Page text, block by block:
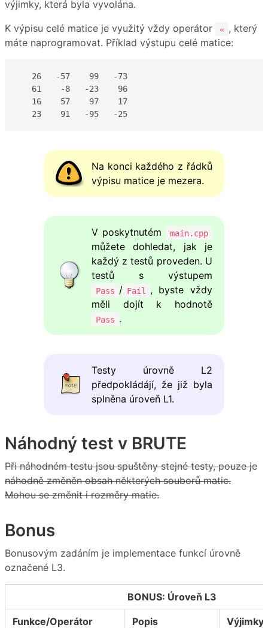
výjimky, která byla vyvolána.
K výpisu celé matice je využitý vždy operátor
« , který
máte naprogramovat. Příklad výstupu celé matice:
   26   -57    99   -73
   61    -8   -23    96
   16    57    97    17
Na konci každého z řádků
výpisu matice je mezera.
V poskytnutém main.cpp
můžete dohledat, jak je
každý z testů proveden. U
testů s výstupem
Pass / Fail
, byste vždy
měli dojít k hodnotě
Pass .
Testy úrovně L2
předpokládájí, že již byla
splněna úroveň L1.
Náhodný test v BRUTE
Při náhodném testu jsou spuštěny stejné testy, pouze je
náhodně změněn obsah některých souborů matic.
Mohou se změnit i rozměry matic.
Bonus
Bonusovým zadáním je implementace funkcí úrovně
označené L3.
BONUS: Úroveň L3
Funkce/Operátor Popis Výjimky